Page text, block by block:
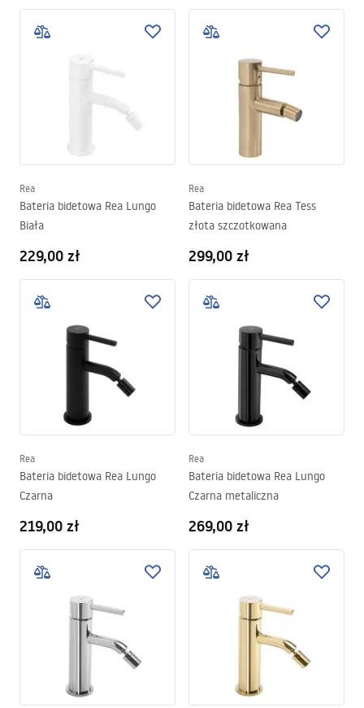
Rea
Bateria bidetowa Rea Lungo
Biała
229,00 zł
Rea
Bateria bidetowa Rea Tess
złota szczotkowana
299,00 zł
Rea
Bateria bidetowa Rea Lungo
Czarna
219,00 zł
Rea
Bateria bidetowa Rea Lungo
Czarna metaliczna
269,00 zł